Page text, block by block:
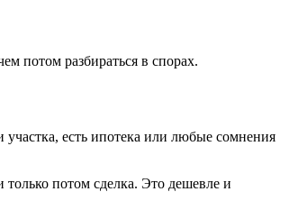
потом разбираться в спорах.
участка, есть ипотека или любые сомнения
потом сделка. Это дешевле и